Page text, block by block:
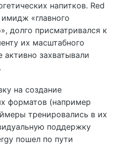
напитков. Red
«главного
долго присматривался к
их масштабного
захватывали
на создание
форматов (например
тренировались в их
поддержку
пошел по пути